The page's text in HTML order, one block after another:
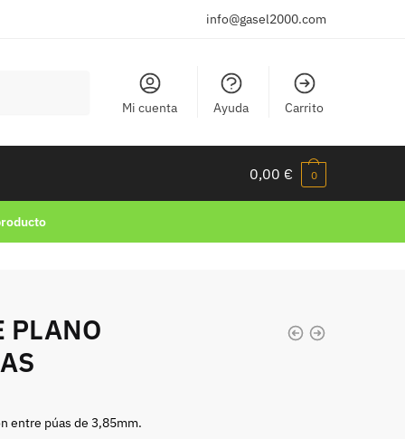
info@gasel2000.com
Mi cuenta Ayuda Carrito
0,00 € 0
PLANO
entre púas de 3,85mm.